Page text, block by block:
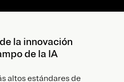
la innovación
de la IA
altos estándares de